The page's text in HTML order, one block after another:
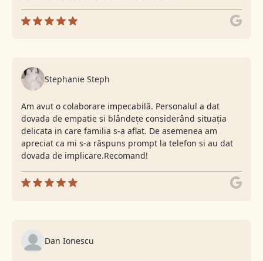
Stephanie Steph
Am avut o colaborare impecabilă. Personalul a dat
dovada de empatie si blândețe considerând situația
delicata in care familia s-a aflat. De asemenea am
apreciat ca mi s-a răspuns prompt la telefon si au dat
dovada de implicare.Recomand!
Dan Ionescu